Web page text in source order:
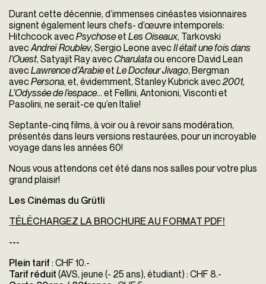
Durant cette décennie, d’immenses cinéastes visionnaires
signent également leurs chefs- d’œuvre intemporels:
Hitchcock avecPsychoseet Les Oiseaux, Tarkovski
avecAndreï Roublev, Sergio Leone avecIl était une fois dans
l’Ouest, Satyajit Ray avecCharulataou encore David Lean
avecLawrence d’Arabieet Le Docteur Jivago, Bergman
avecPersona, et, évidemment, Stanley Kubrick avec2001,
L’Odyssée de l’espace... et Fellini, Antonioni, Visconti et
Pasolini, ne serait-ce qu’en Italie!
Septante-cinq films, à voir ou à revoir sans modération,
présentés dans leurs versions restaurées, pour un incroyable
voyage dans les années 60!
Nous vous attendons cet été dans nos salles pour votre plus
grand plaisir!
Les Cinémas du Grütli
TÉLÉCHARGEZ LA BROCHURE AU FORMAT PDF!
---
Plein tarif : CHF 10.-
Tarif réduit (AVS, jeune (- 25 ans), étudiant) : CHF 8.-